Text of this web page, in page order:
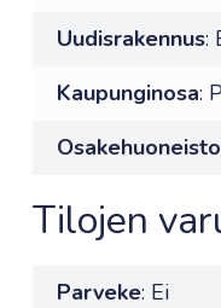
Uudisrakennus:
Kaupunginosa:
Osakehuoneisto
Tilojen
Parveke: Ei